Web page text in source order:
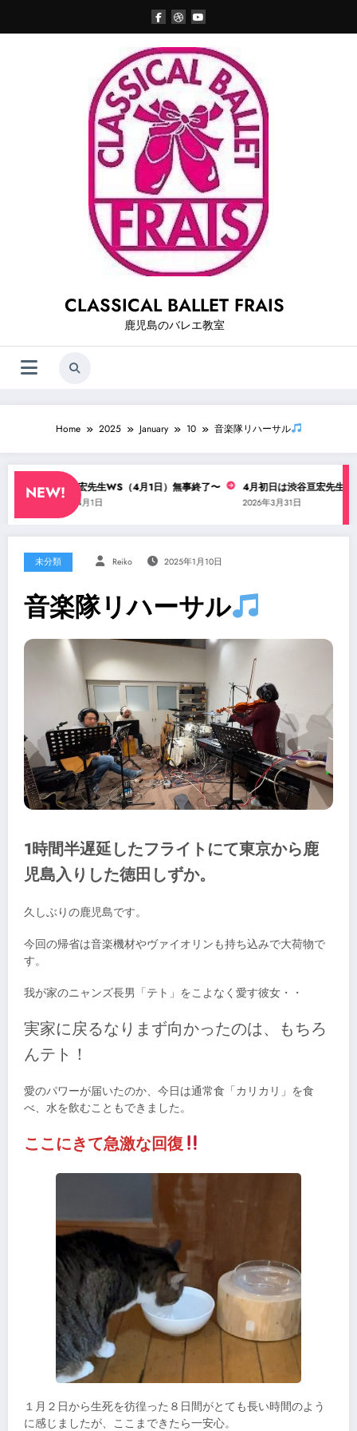
content
CLASSICAL BALLET FRAIS
鹿児島のバレエ教室
Home 2025 January 10 音楽隊リハーサル
NEW!
渋谷亘宏先生WS（4月1日）無事終了〜
2026年4月1日
4月初日は渋谷亘宏先生のコ
2026年3月31日
未分類 Reiko 2025年1月10日
音楽隊リハーサル
1時間半遅延したフライトにて東京から鹿
児島入りした徳田しずか。
久しぶりの鹿児島です。
今回の帰省は音楽機材やヴァイオリンも持ち込みで大荷物で
す。
我が家のニャンズ長男「テト」をこよなく愛す彼女・・
実家に戻るなりまず向かったのは、もちろ
んテト！
愛のパワーが届いたのか、今日は通常食「カリカリ」を食
べ、水を飲むこともできました。
ここにきて急激な回復
１月２日から生死を彷徨った８日間がとても長い時間のよう
に感じましたが、ここまできたら一安心。